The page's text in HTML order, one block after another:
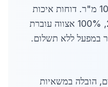
לוח זמנים: 2-4 ימים ל-1000 מ"ר. דוחות איכות
נשלחים לקוח. בשנת 2026, 100% אצווה עוברת
במפעל ללא תשלום.
הובלה במשאיות